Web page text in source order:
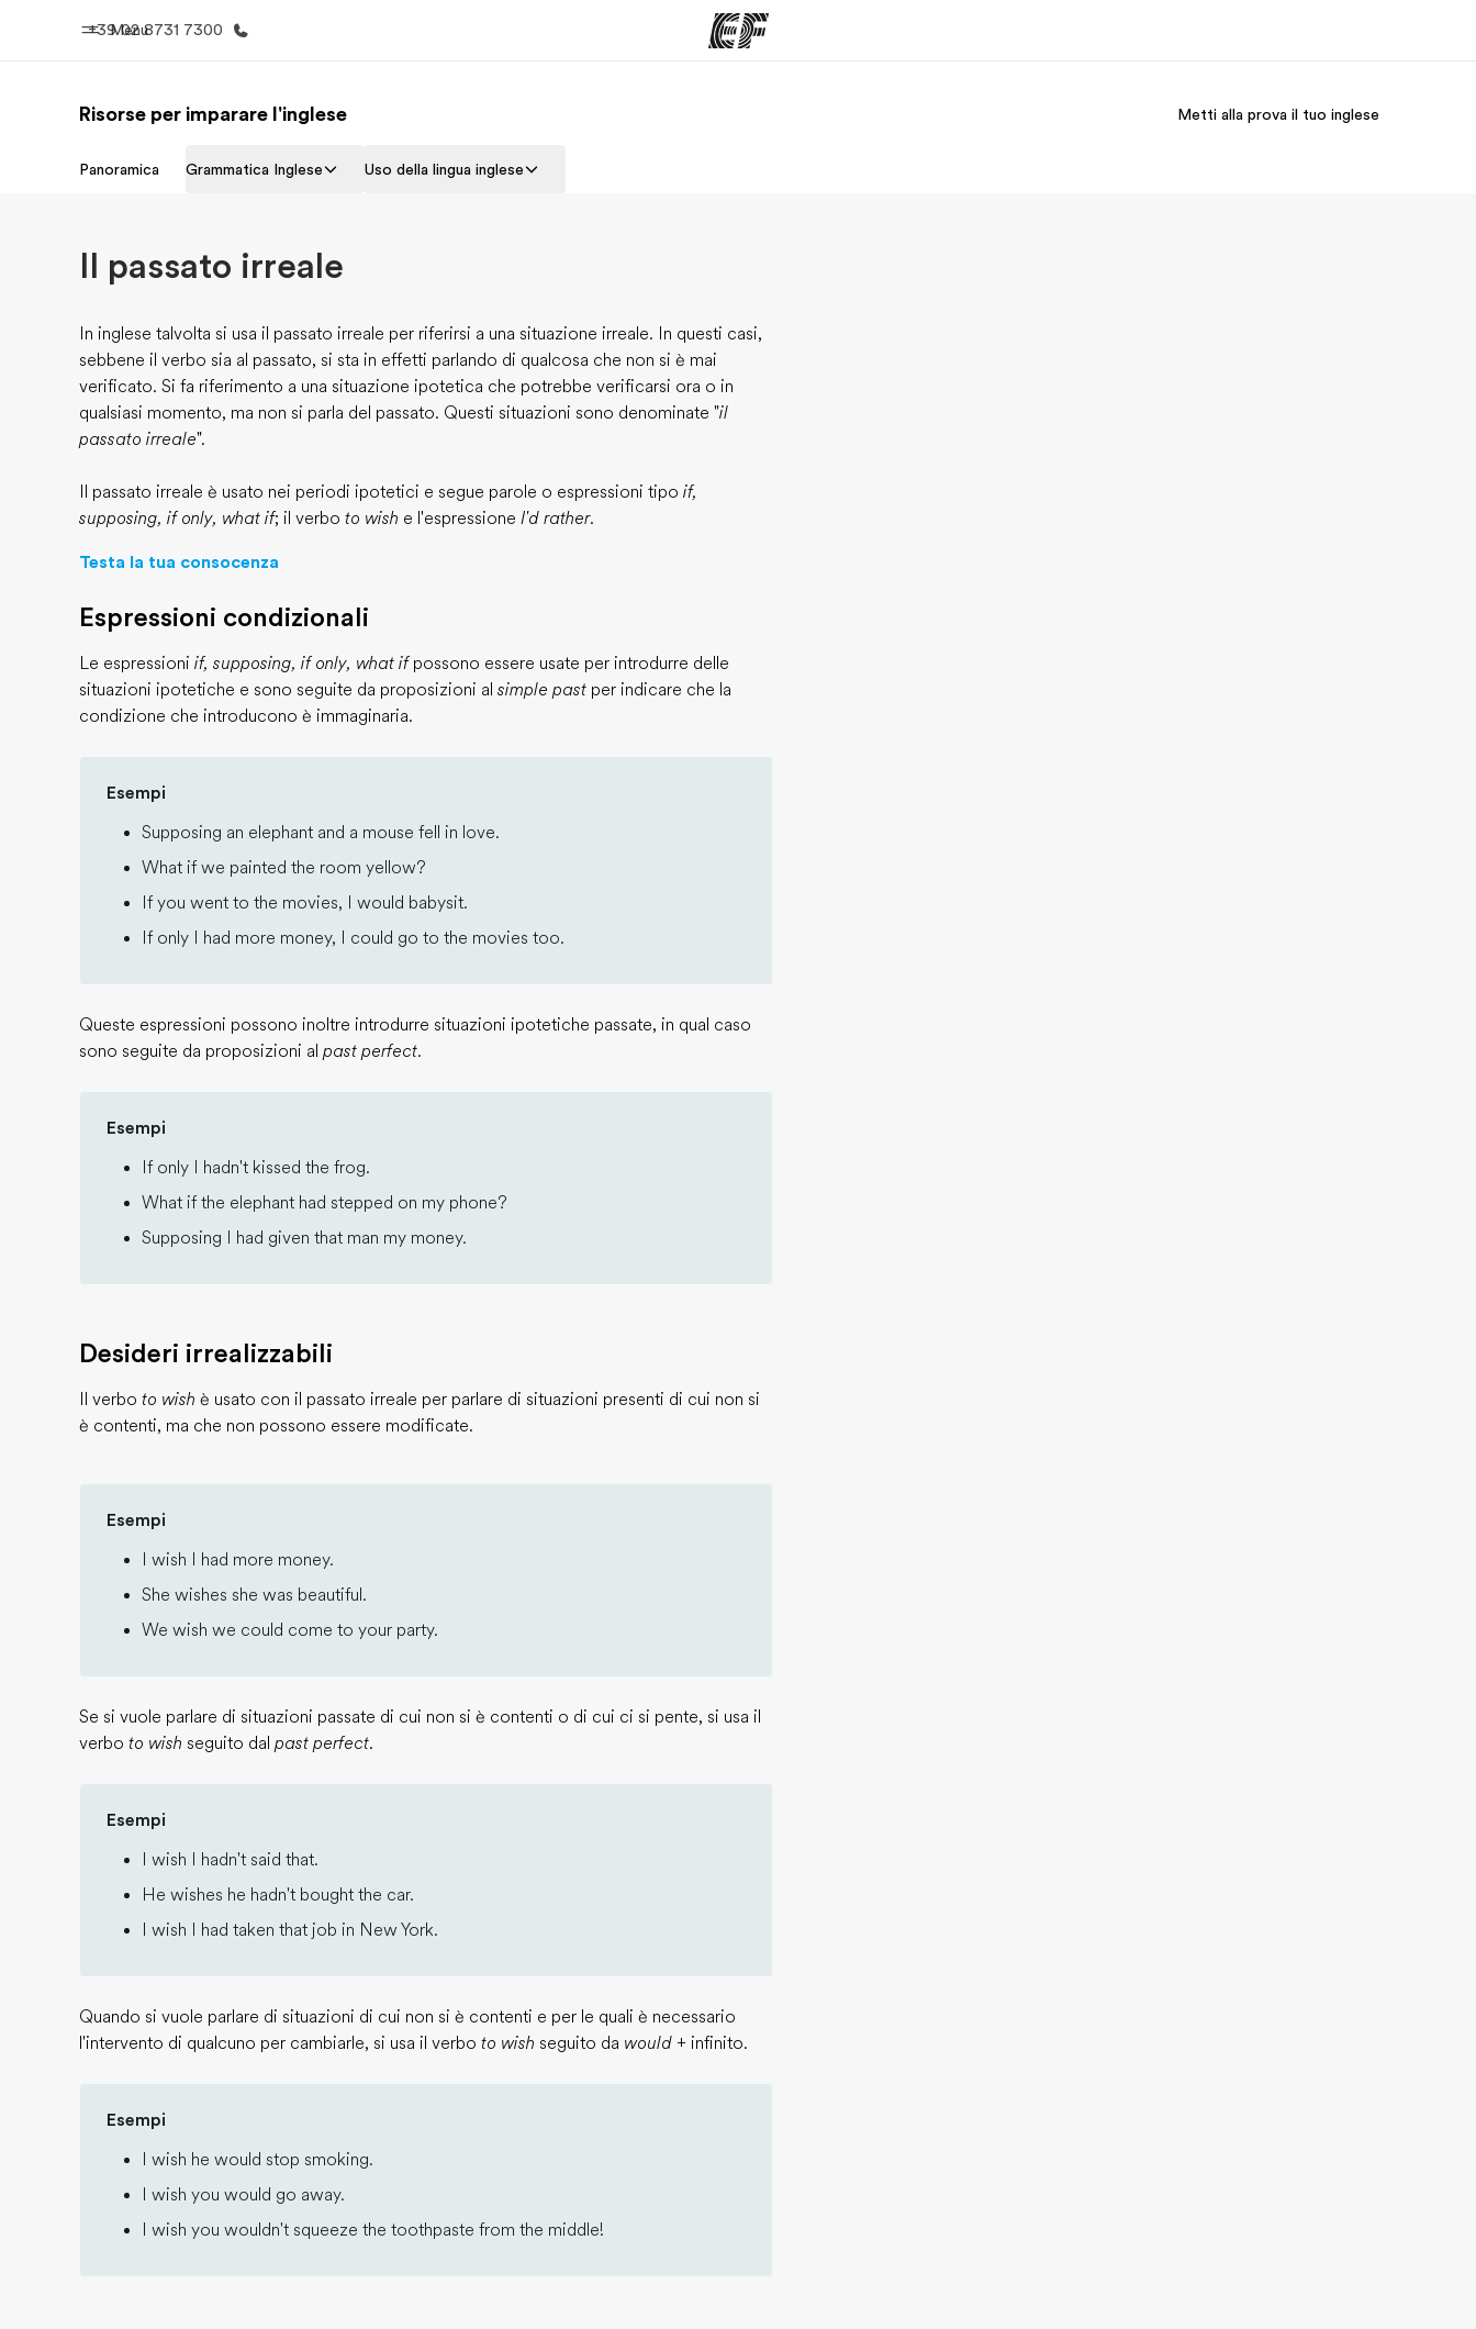
Menu
+39 02 8731 7300
Homepage Programmi
Risorse per imparare l'inglese Metti alla prova il tuo inglese
Panoramica Grammatica Inglese Uso della lingua inglese
Il passato irreale
In inglese talvolta si usa il passato irreale per riferirsi a una situazione irreale. In questi casi,
sebbene il verbo sia al passato, si sta in effetti parlando di qualcosa che non si è mai
verificato. Si fa riferimento a una situazione ipotetica che potrebbe verificarsi ora o in
qualsiasi momento, ma non si parla del passato. Questi situazioni sono denominate "il
passato irreale".
Il passato irreale è usato nei periodi ipotetici e segue parole o espressioni tipo if,
supposing, if only, what if; il verbo to wish e l'espressione I'd rather.
Testa la tua consocenza
Espressioni condizionali
Le espressioni if, supposing, if only, what ifpossono essere usate per introdurre delle
situazioni ipotetiche e sono seguite da proposizioni al simple past per indicare che la
condizione che introducono è immaginaria.
Esempi
Supposing an elephant and a mouse fell in love.
What if we painted the room yellow?
If you went to the movies, I would babysit.
If only I had more money, I could go to the movies too.
Queste espressioni possono inoltre introdurre situazioni ipotetiche passate, in qual caso
sono seguite da proposizioni al past perfect.
Esempi
If only I hadn't kissed the frog.
What if the elephant had stepped on my phone?
Supposing I had given that man my money.
Desideri irrealizzabili
Il verbo to wish è usato con il passato irreale per parlare di situazioni presenti di cui non si
è contenti, ma che non possono essere modificate.
Esempi
I wish I had more money.
She wishes she was beautiful.
We wish we could come to your party.
Se si vuole parlare di situazioni passate di cui non si è contenti o di cui ci si pente, si usa il
verbo to wish seguito dal past perfect.
Esempi
I wish I hadn't said that.
He wishes he hadn't bought the car.
I wish I had taken that job in New York.
Quando si vuole parlare di situazioni di cui non si è contenti e per le quali è necessario
l'intervento di qualcuno per cambiarle, si usa il verbo to wish seguito da would + infinito.
Esempi
I wish he would stop smoking.
I wish you would go away.
I wish you wouldn't squeeze the toothpaste from the middle!